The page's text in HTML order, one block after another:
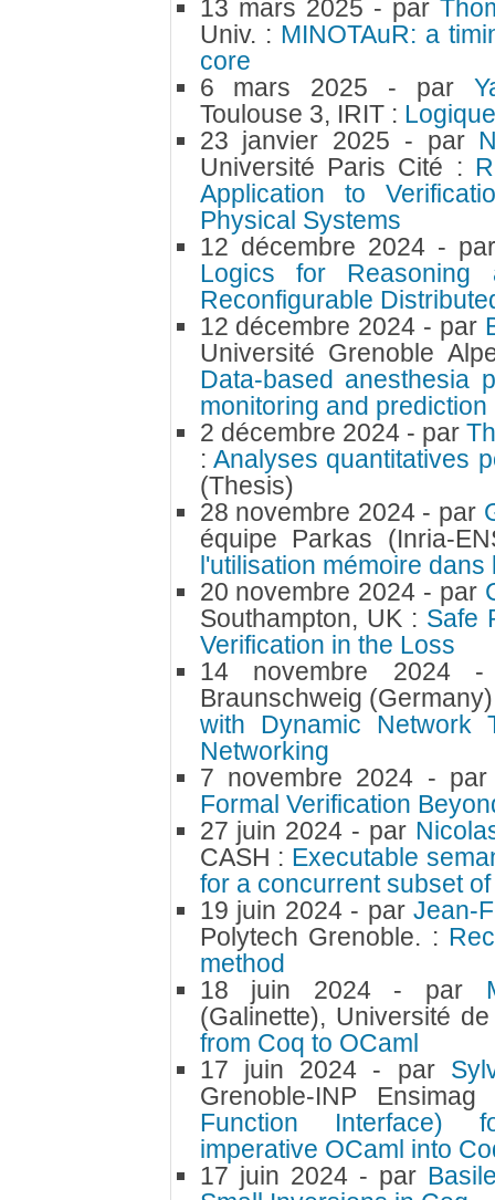
13 mars 2025 - par
Univ. : MINOTAuR: a
core
6 mars 2025 - par
Toulouse 3, IRIT :
23 janvier 2025 - par
Université Paris Cité :
Application to
Physical Systems
12 décembre 2024 -
Logics for Reasoning
Reconfigurable
12 décembre 2024 - par
Université Grenoble
Data-based anesthesia
monitoring and prediction
2 décembre 2024 - par
: Analyses quantitatives
(Thesis)
28 novembre 2024 - par
équipe Parkas (Inria-
l'utilisation mémoire
20 novembre 2024 - par
Southampton, UK : Safe
Verification in the Loss
14 novembre 2024
Braunschweig
with Dynamic Network
Networking
7 novembre 2024 -
Formal Verification
27 juin 2024 - par
CASH : Executable
for a concurrent subset of
19 juin 2024 - parJean-
Polytech Grenoble. :
method
18 juin 2024 - par
(Galinette), Université
from Coq to OCaml
17 juin 2024 - par
Grenoble-INP
Function Interface)
imperative OCaml into
17 juin 2024 - par